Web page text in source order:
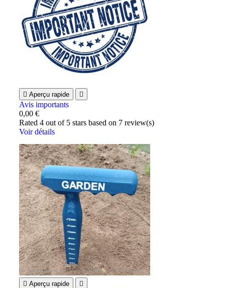
 Aperçu rapide 
Avis importants
0,00 €
Rated4 out of 5 stars based on 7 review(s)
Voir détails
 Aperçu rapide 